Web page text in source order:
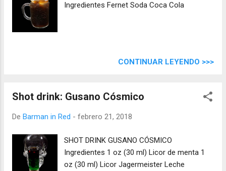
Ingredientes Fernet Soda Coca Cola
CONTINUAR LEYENDO >>>
Shot drink: Gusano Cósmico
De Barman in Red - febrero 21, 2018
SHOT DRINK GUSANO CÓSMICO
Ingredientes 1 oz (30 ml) Licor de menta 1
oz (30 ml) Licor Jagermeister Leche